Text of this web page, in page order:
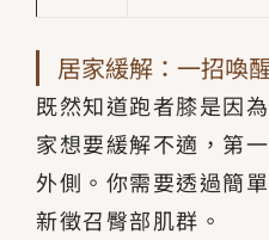
居家緩解：一招喚
既然知道跑者膝是因
家想要緩解不適，第
外側。你需要透過簡
新徵召臀部肌群。